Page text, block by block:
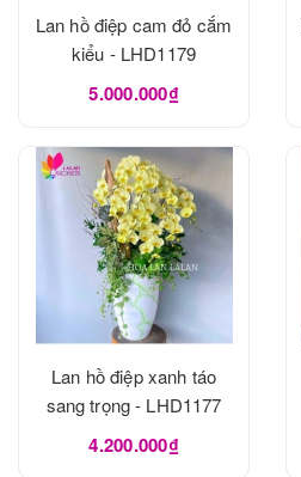
Lan hồ điệp cam đỏ cắm
kiểu - LHD1179
5.000.000₫
Lan hồ điệp xanh táo
sang trọng - LHD1177
4.200.000₫